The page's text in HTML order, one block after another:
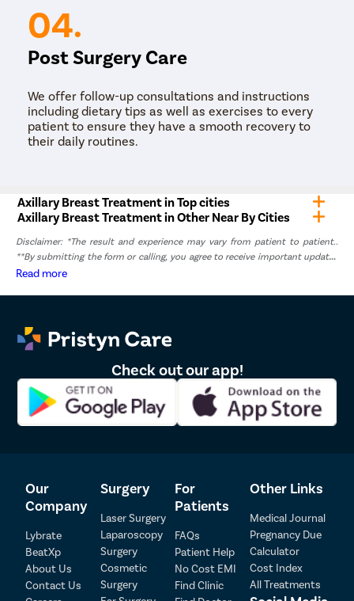
04.
Post Surgery Care
We offer follow-up consultations and instructions
including dietary tips as well as exercises to every
patient to ensure they have a smooth recovery to
their daily routines.
Axillary Breast Treatment in Top cities
Axillary Breast Treatment in Other Near By Cities
Disclaimer: *The result and experience may vary from patient to patient..
**By submitting the form or calling, you agree to receive important updates
and marketing communications.
Read more
Check out our app!
Our
Company
Lybrate
BeatXp
About Us
Contact Us
Surgery
Laser Surgery
Laparoscopy
Surgery
Cosmetic
Surgery
For
Patients
FAQs
Patient Help
No Cost EMI
Find Clinic
Other Links
Medical Journal
Pregnancy Due
Calculator
Cost Index
All Treatments
Patient Detail